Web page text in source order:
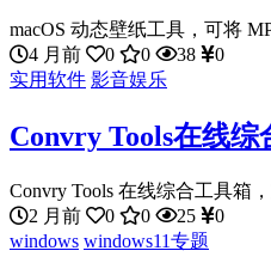
macOS 动态壁纸工具，可将
4 月前
0 0 38
0
实用软件 影音娱乐
Convry Tools在线综
Convry Tools 在线综合工具箱
2 月前
0 0 25
0
windows windows11专题